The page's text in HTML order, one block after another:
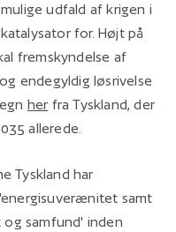
udfald af krigen i
for. Højt på
fremskyndelse af
endegyldig løsrivelse
herfra Tyskland, der
allerede.
Tyskland har
samt
samfund' inden